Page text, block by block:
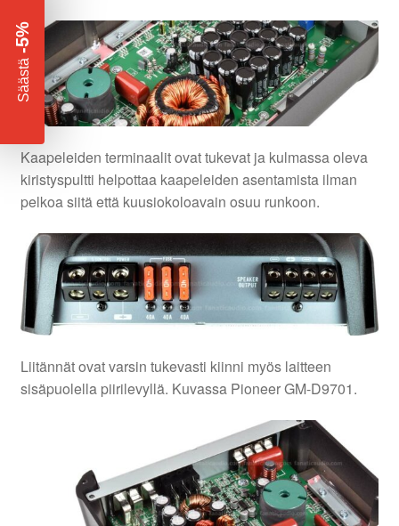
Kaapeleiden terminaalit ovat tukevat ja kulmassa oleva
kiristyspultti helpottaa kaapeleiden asentamista ilman
pelkoa siitä että kuusiokoloavain osuu runkoon.
Liitännät ovat varsin tukevasti kiinni myös laitteen
sisäpuolella piirilevyllä. Kuvassa Pioneer GM-D9701.
Säästä
-5%